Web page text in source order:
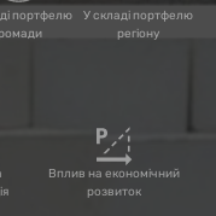
портфелю
У складі портфелю
регіону
Вплив на економічний
розвиток